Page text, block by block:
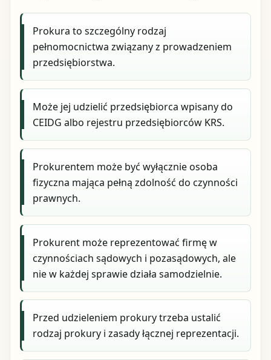
Prokura to szczególny rodzaj
pełnomocnictwa związany z prowadzeniem
przedsiębiorstwa.
Może jej udzielić przedsiębiorca wpisany do
CEIDG albo rejestru przedsiębiorców KRS.
Prokurentem może być wyłącznie osoba
fizyczna mająca pełną zdolność do czynności
prawnych.
Prokurent może reprezentować firmę w
czynnościach sądowych i pozasądowych, ale
nie w każdej sprawie działa samodzielnie.
Przed udzieleniem prokury trzeba ustalić
rodzaj prokury i zasady łącznej reprezentacji.